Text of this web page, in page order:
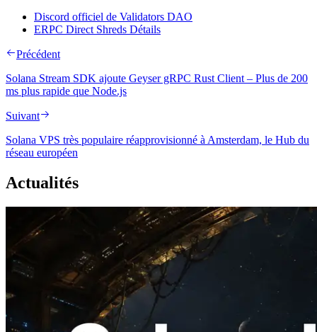
Discord officiel de Validators DAO
ERPC Direct Shreds Détails
Précédent
Solana Stream SDK ajoute Geyser gRPC Rust Client – Plus de 200
ms plus rapide que Node.js
Suivant
Solana VPS très populaire réapprovisionné à Amsterdam, le Hub du
réseau européen
Actualités